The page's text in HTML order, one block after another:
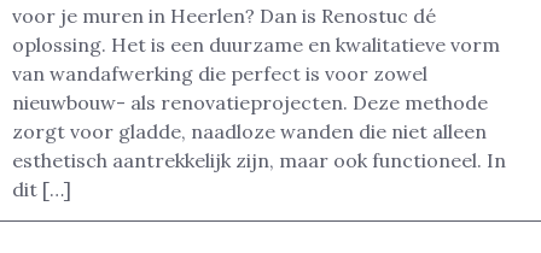
voor je muren in Heerlen? Dan is Renostuc dé
oplossing. Het is een duurzame en kwalitatieve vorm
van wandafwerking die perfect is voor zowel
nieuwbouw- als renovatieprojecten. Deze methode
zorgt voor gladde, naadloze wanden die niet alleen
esthetisch aantrekkelijk zijn, maar ook functioneel. In
dit […]